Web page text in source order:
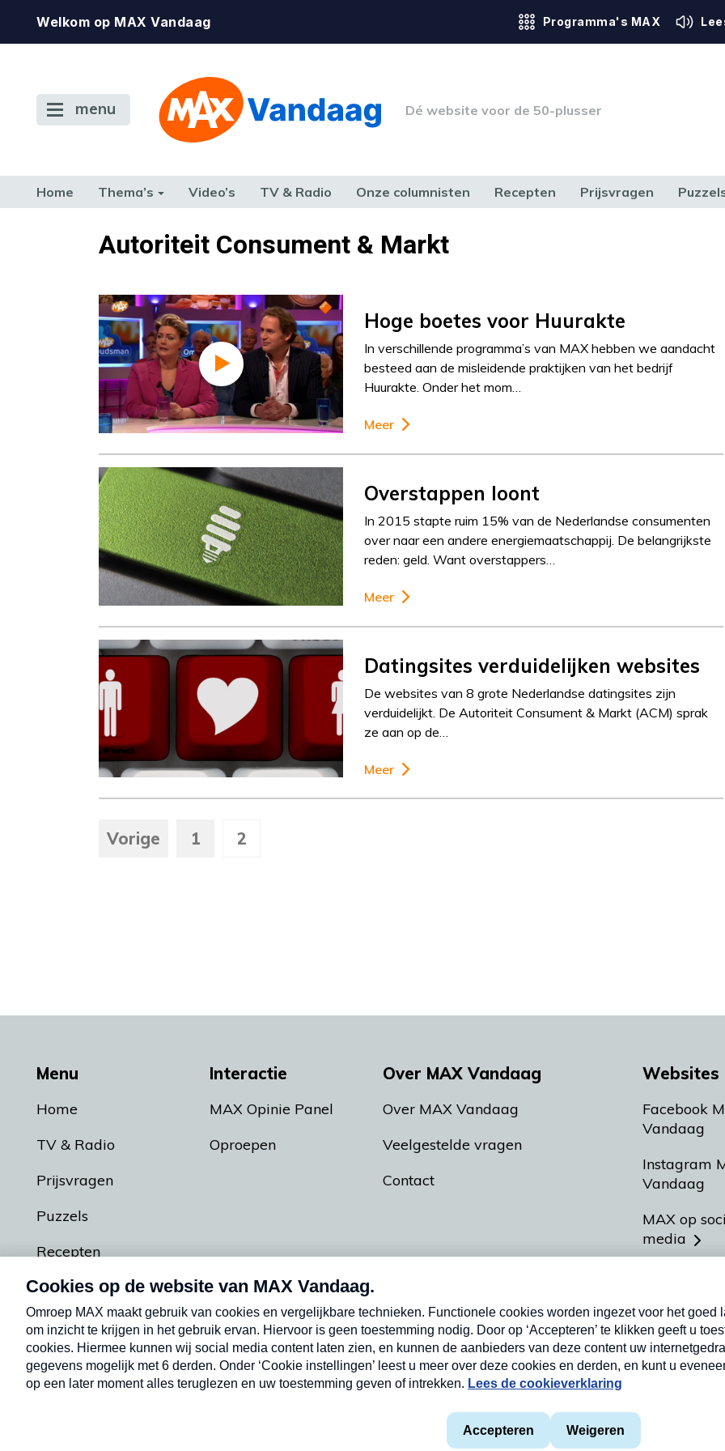
Welkom op MAX Vandaag Programma's MAX
menu Dé website voor de 50-plusser
Home Thema’s Video’s TV & Radio Onze columnisten Recepten Prijsvragen
TERUG NAAR TOENAutoriteit Consument & Markt
Hoge boetes voor Huurakte
In verschillende programma’s van MAX hebben we aandacht
besteed aan de misleidende praktijken van het bedrijf
Huurakte. Onder het mom…
Meer
Overstappen loont
In 2015 stapte ruim 15% van de Nederlandse consumenten
over naar een andere energiemaatschappij. De belangrijkste
reden: geld. Want overstappers…
Meer
Datingsites verduidelijken websites
De websites van 8 grote Nederlandse datingsites zijn
verduidelijkt. De Autoriteit Consument & Markt (ACM) sprak
ze aan op de…
Meer
Vorige 1 2
Menu
Home
TV & Radio
Prijsvragen
Puzzels
Recepten
Podcasts
Interactie
MAX Opinie Panel
Oproepen
Over MAX Vandaag
Over MAX Vandaag
Veelgestelde vragen
Contact
Websites
Facebook
Vandaag
Instagram
Vandaag
MAX op
media
Meldpunt
Heel
Privacyverklaring Cookieverklaring